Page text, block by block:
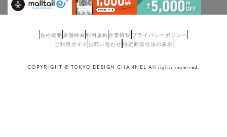
会社概要 店舗検索利用規約企業情報 プライバシーポリシー
ご利用ガイド お問い合わせ 特定商取引法の表示
COPYRIGHT © TOKYO DESIGN CHANNEL All rights reserved.